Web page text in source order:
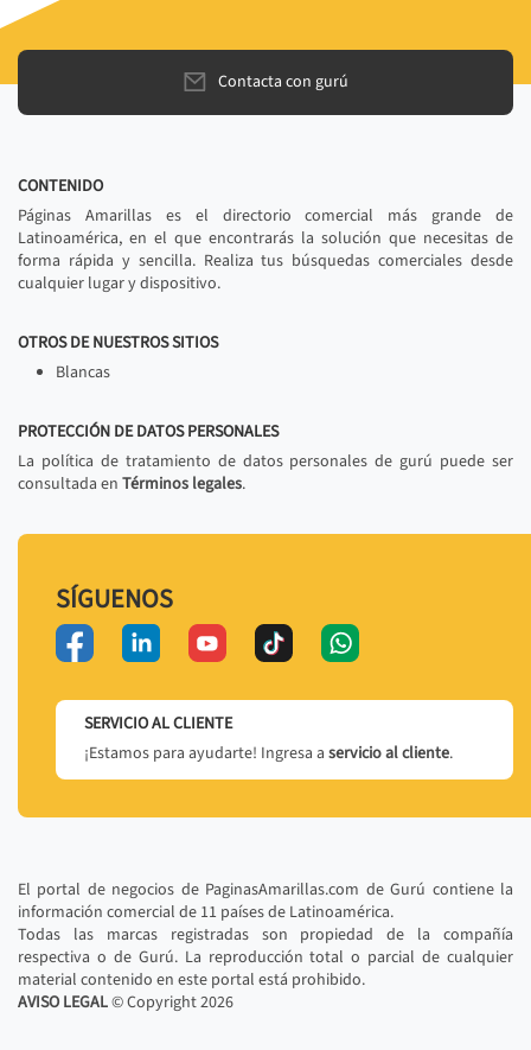
Contacta con gurú
CONTENIDO
Páginas Amarillas es el directorio comercial más grande de
Latinoamérica, en el que encontrarás la solución que necesitas de
forma rápida y sencilla. Realiza tus búsquedas comerciales desde
cualquier lugar y dispositivo.
OTROS DE NUESTROS SITIOS
Blancas
PROTECCIÓN DE DATOS PERSONALES
La política de tratamiento de datos personales de gurú puede ser
consultada en Términos legales.
SÍGUENOS
SERVICIO AL CLIENTE
¡Estamos para ayudarte! Ingresa a servicio al cliente.
El portal de negocios de PaginasAmarillas.com de Gurú contiene la
información comercial de 11 países de Latinoamérica.
Todas las marcas registradas son propiedad de la compañía
respectiva o de Gurú. La reproducción total o parcial de cualquier
material contenido en este portal está prohibido.
AVISO LEGAL© Copyright2026